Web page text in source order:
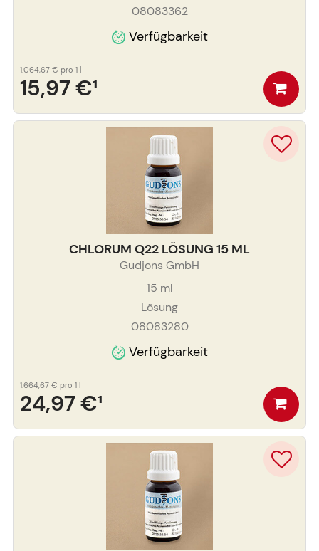
08083362
Verfügbarkeit
15,97 €¹
1.064,67 € pro 1 l
CHLORUM Q22 LÖSUNG 15 ML
Gudjons GmbH
15 ml
Lösung
08083280
Verfügbarkeit
24,97 €¹
1.664,67 € pro 1 l